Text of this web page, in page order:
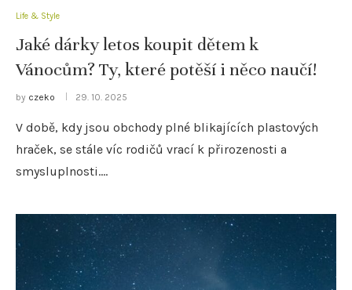
Life & Style
Jaké dárky letos koupit dětem k
Vánocům? Ty, které potěší i něco naučí!
by czeko 29. 10. 2025
V době, kdy jsou obchody plné blikajících plastových
hraček, se stále víc rodičů vrací k přirozenosti a
smysluplnosti.…